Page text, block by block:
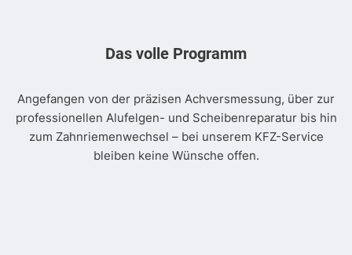
Das volle Programm
Angefangen von der präzisen Achversmessung, über zur
professionellen Alufelgen- und Scheibenreparatur bis hin
zum Zahnriemenwechsel – bei unserem KFZ-Service
bleiben keine Wünsche offen.